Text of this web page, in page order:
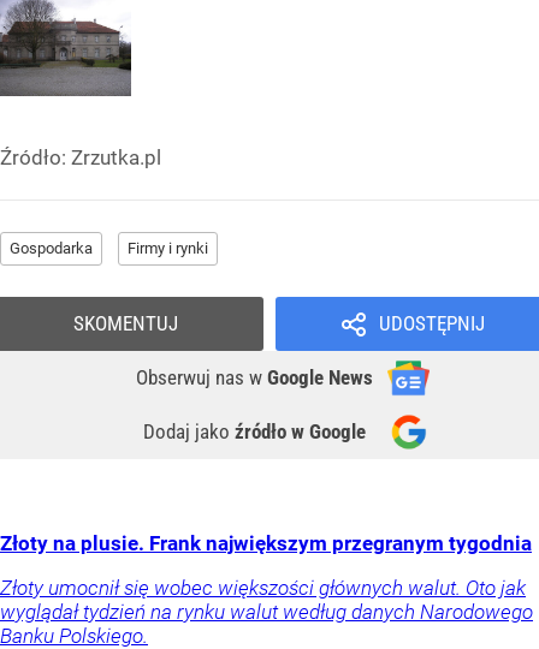
Źródło: Zrzutka.pl
Gospodarka Firmy i rynki
UDOSTĘPNIJ
Obserwuj nas w Google News
Dodaj jako źródło w Google
SKOMENTUJ
Złoty na plusie. Frank największym przegranym tygodnia
Złoty umocnił się wobec większości głównych walut. Oto jak
wyglądał tydzień na rynku walut według danych Narodowego
Banku Polskiego.